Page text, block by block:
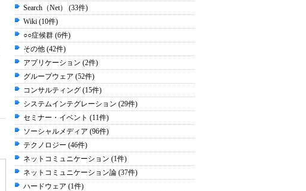
Search（Net） (33件)
Wiki (10件)
○○症候群 (6件)
その他 (42件)
アプリケーション (2件)
グループウェア (52件)
コンサルティング (15件)
システムインテグレーション (29件)
セミナー・イベント (11件)
ソーシャルメディア (96件)
テクノロジー (46件)
ネットコミュニケーション (1件)
ネットコミュニケーション論 (37件)
ハードウェア (1件)